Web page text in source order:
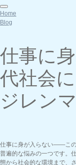
Home
Blog
仕事に
代社会
ジレンマ
仕事に身が入らない——こ
普遍的な悩みの一つです。
態から社会的な環境まで、